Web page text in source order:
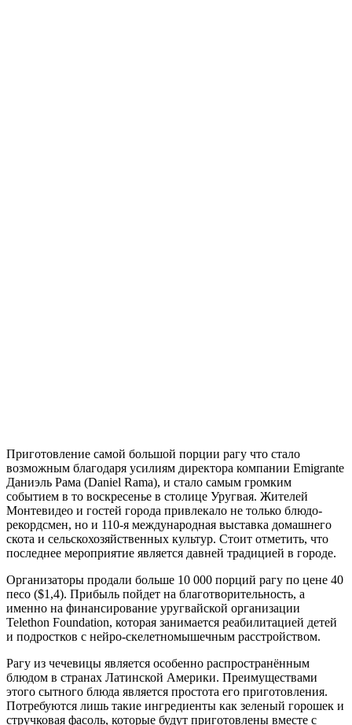
Приготовление самой большой порции рагу что стало
возможным благодаря усилиям директора компании Emigrante
Даниэль Рама (Daniel Rama), и стало самым громким
событием в то воскресенье в столице Уругвая. Жителей
Монтевидео и гостей города привлекало не только блюдо-
рекордсмен, но и 110-я международная выставка домашнего
скота и сельскохозяйственных культур. Стоит отметить, что
последнее мероприятие является давней традицией в городе.
Организаторы продали больше 10 000 порций рагу по цене 40
песо ($1,4). Прибыль пойдет на благотворительность, а
именно на финансирование уругвайской организации
Telethon Foundation, которая занимается реабилитацией детей
и подростков с нейро-скелетномышечным расстройством.
Рагу из чечевицы является особенно распространённым
блюдом в странах Латинской Америки. Преимуществами
этого сытного блюда является простота его приготовления.
Потребуются лишь такие ингредиенты как зеленый горошек и
стручковая фасоль, которые будут приготовлены вместе с